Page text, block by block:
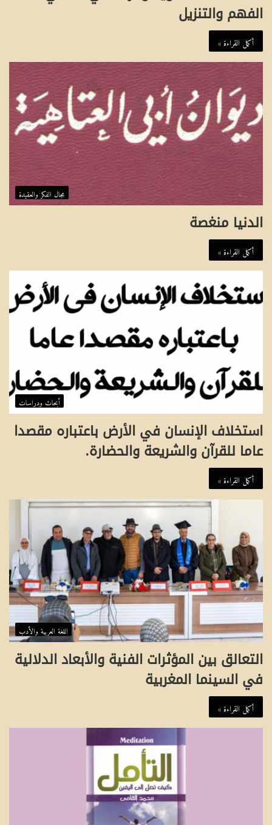
الفهم والتنزيل
أكمل القراءة »
مجال الفكر والعقيدة
الدنيا منغصة
أكمل القراءة »
أبحاث ودراسات
استخلاف الإنسان في الأرض باعتباره مقصدا
عاما للقرآن والشريعة والحضارة.
أكمل القراءة »
اللغة العربية والأدب
التعالق بين المؤثرات الفنية والأبعاد الدلالية
في السينما المغربية
أكمل القراءة »